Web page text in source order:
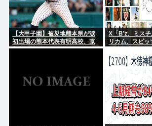
【大甲子園】被災地熊本県が涙
初出場の熊本代表有明高校、京
都立命館に9回裏2アウトから逆
X「B’z、ミス
リカム、スピッ
にやれてるだろ